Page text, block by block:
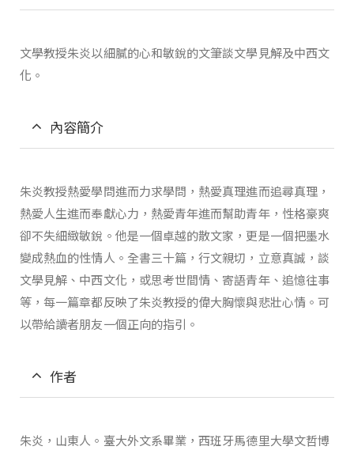
文學教授朱炎以細膩的心和敏銳的文筆談文學見解及中西文
化。
內容簡介
朱炎教授熱愛學問進而力求學問，熱愛真理進而追尋真理，
熱愛人生進而奉獻心力，熱愛青年進而幫助青年，性格豪爽
卻不失細緻敏銳。他是一個卓越的散文家，更是一個把墨水
變成熱血的性情人。全書三十篇，行文親切，立意真誠，談
文學見解、中西文化，或思考世間情、寄語青年、追憶往事
等，每一篇章都反映了朱炎教授的偉大胸懷與悲壯心情。可
以帶給讀者朋友一個正向的指引。
作者
朱炎，山東人。臺大外文系畢業，西班牙馬德里大學文哲博